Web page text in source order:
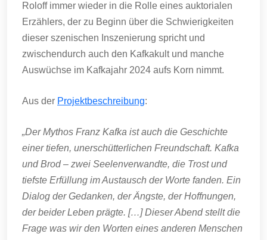
Roloff immer wieder in die Rolle eines auktorialen
Erzählers, der zu Beginn über die Schwierigkeiten
dieser szenischen Inszenierung spricht und
zwischendurch auch den Kafkakult und manche
Auswüchse im Kafkajahr 2024 aufs Korn nimmt.
Aus der Projektbeschreibung:
„Der Mythos Franz Kafka ist auch die Geschichte
einer tiefen, unerschütterlichen Freundschaft. Kafka
und Brod – zwei Seelenverwandte, die Trost und
tiefste Erfüllung im Austausch der Worte fanden. Ein
Dialog der Gedanken, der Ängste, der Hoffnungen,
der beider Leben prägte. […] Dieser Abend stellt die
Frage was wir den Worten eines anderen Menschen